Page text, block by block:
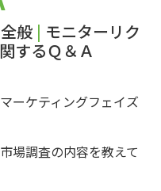
般| モニターリク
するＱ＆Ａ
ーケティングフェイズ
場調査の内容を教えて